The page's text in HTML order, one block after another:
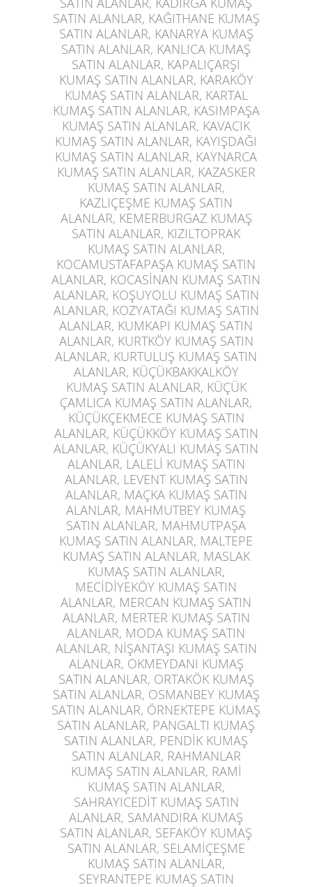
SATIN ALANLAR, KAĞITHANE KUMAŞ
SATIN ALANLAR, KANARYA KUMAŞ
SATIN ALANLAR, KANLICA KUMAŞ
SATIN ALANLAR, KAPALIÇARŞI
KUMAŞ SATIN ALANLAR, KARAKÖY
KUMAŞ SATIN ALANLAR, KARTAL
KUMAŞ SATIN ALANLAR, KASIMPAŞA
KUMAŞ SATIN ALANLAR, KAVACIK
KUMAŞ SATIN ALANLAR, KAYIŞDAĞI
KUMAŞ SATIN ALANLAR, KAYNARCA
KUMAŞ SATIN ALANLAR, KAZASKER
KUMAŞ SATIN ALANLAR,
KAZLIÇEŞME KUMAŞ SATIN
ALANLAR, KEMERBURGAZ KUMAŞ
SATIN ALANLAR, KIZILTOPRAK
KUMAŞ SATIN ALANLAR,
KOCAMUSTAFAPAŞA KUMAŞ SATIN
ALANLAR, KOCASİNAN KUMAŞ SATIN
ALANLAR, KOŞUYOLU KUMAŞ SATIN
ALANLAR, KOZYATAĞI KUMAŞ SATIN
ALANLAR, KUMKAPI KUMAŞ SATIN
ALANLAR, KURTKÖY KUMAŞ SATIN
ALANLAR, KURTULUŞ KUMAŞ SATIN
ALANLAR, KÜÇÜKBAKKALKÖY
KUMAŞ SATIN ALANLAR, KÜÇÜK
ÇAMLICA KUMAŞ SATIN ALANLAR,
KÜÇÜKÇEKMECE KUMAŞ SATIN
ALANLAR, KÜÇÜKKÖY KUMAŞ SATIN
ALANLAR, KÜÇÜKYALI KUMAŞ SATIN
ALANLAR, LALELİ KUMAŞ SATIN
ALANLAR, LEVENT KUMAŞ SATIN
ALANLAR, MAÇKA KUMAŞ SATIN
ALANLAR, MAHMUTBEY KUMAŞ
SATIN ALANLAR, MAHMUTPAŞA
KUMAŞ SATIN ALANLAR, MALTEPE
KUMAŞ SATIN ALANLAR, MASLAK
KUMAŞ SATIN ALANLAR,
MECİDİYEKÖY KUMAŞ SATIN
ALANLAR, MERCAN KUMAŞ SATIN
ALANLAR, MERTER KUMAŞ SATIN
ALANLAR, MODA KUMAŞ SATIN
ALANLAR, NİŞANTAŞI KUMAŞ SATIN
ALANLAR, OKMEYDANI KUMAŞ
SATIN ALANLAR, ORTAKÖK KUMAŞ
SATIN ALANLAR, OSMANBEY KUMAŞ
SATIN ALANLAR, ÖRNEKTEPE KUMAŞ
SATIN ALANLAR, PANGALTI KUMAŞ
SATIN ALANLAR, PENDİK KUMAŞ
SATIN ALANLAR, RAHMANLAR
KUMAŞ SATIN ALANLAR, RAMİ
KUMAŞ SATIN ALANLAR,
SAHRAYICEDİT KUMAŞ SATIN
ALANLAR, SAMANDIRA KUMAŞ
SATIN ALANLAR, SEFAKÖY KUMAŞ
SATIN ALANLAR, SELAMİÇEŞME
KUMAŞ SATIN ALANLAR,
SEYRANTEPE KUMAŞ SATIN